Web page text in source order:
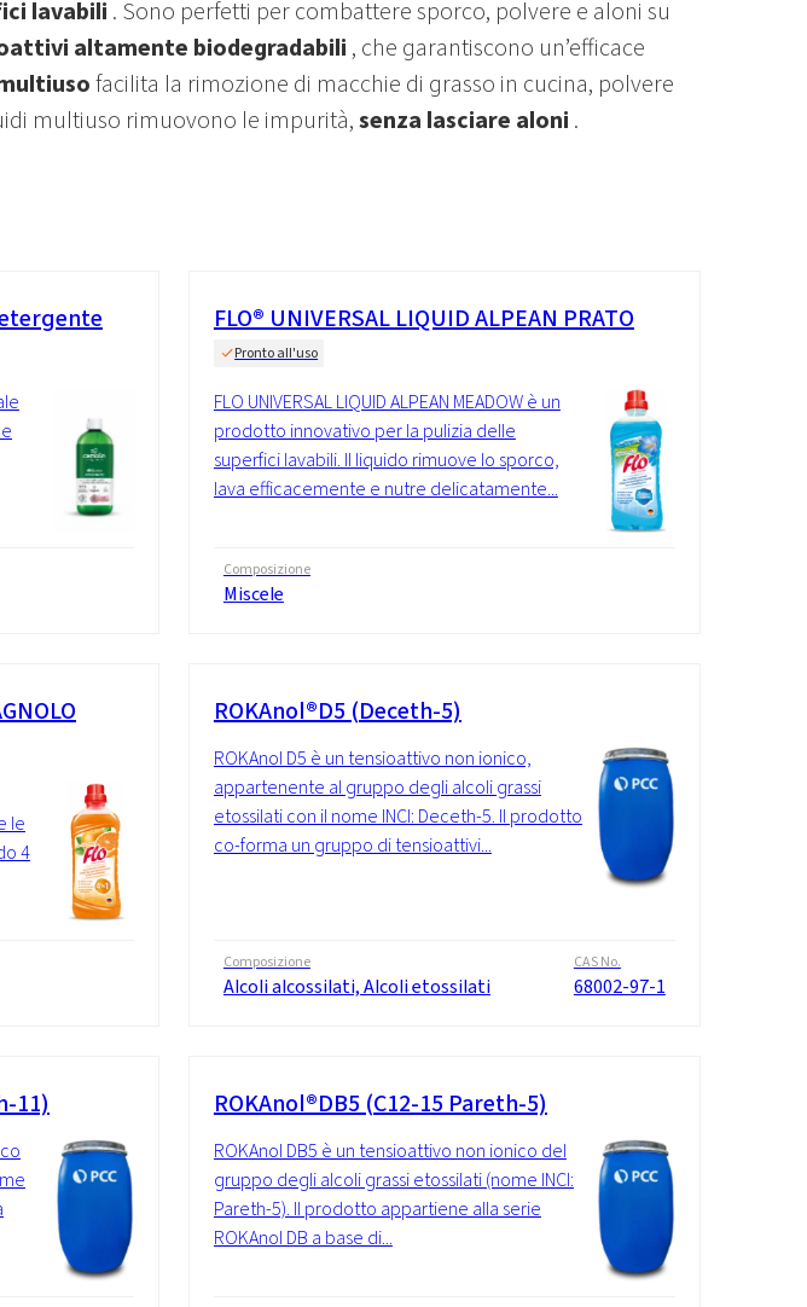
lavabili . Sono perfetti per combattere sporco, polvere e aloni su
altamente biodegradabili , che garantiscono un’efficace
facilita la rimozione di macchie di grasso in cucina, polvere
multiuso rimuovono le impurità,senza lasciare aloni .
FLO® UNIVERSAL LIQUID ALPEAN PRATO
Pronto all'uso
FLO UNIVERSAL LIQUID ALPEAN MEADOW è un
prodotto innovativo per la pulizia delle
superfici lavabili. Il liquido rimuove lo sporco,
lava efficacemente e nutre delicatamente...
Composizione
Miscele
le
4
ROKAnol®D5 (Deceth-5)
ROKAnol D5 è un tensioattivo non ionico,
appartenente al gruppo degli alcoli grassi
etossilati con il nome INCI: Deceth-5. Il prodotto
co-forma un gruppo di tensioattivi...
Composizione
Alcoli alcossilati, Alcoli etossilati
CAS No.
68002-97-1
11) ROKAnol®DB5 (C12-15 Pareth-5)
ROKAnol DB5 è un tensioattivo non ionico del
gruppo degli alcoli grassi etossilati (nome INCI:
Pareth-5). Il prodotto appartiene alla serie
ROKAnol DB a base di...